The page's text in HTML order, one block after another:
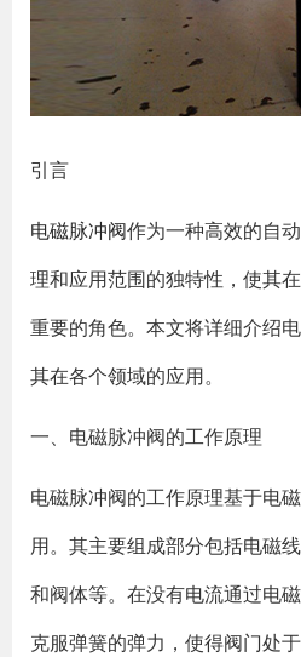
引言
电磁脉冲阀作为一种高效的自
理和应用范围的独特性，使其
重要的角色。本文将详细介绍
其在各个领域的应用。
一、电磁脉冲阀的工作原理
电磁脉冲阀的工作原理基于电
用。其主要组成部分包括电磁
和阀体等。在没有电流通过电
克服弹簧的弹力，使得阀门处